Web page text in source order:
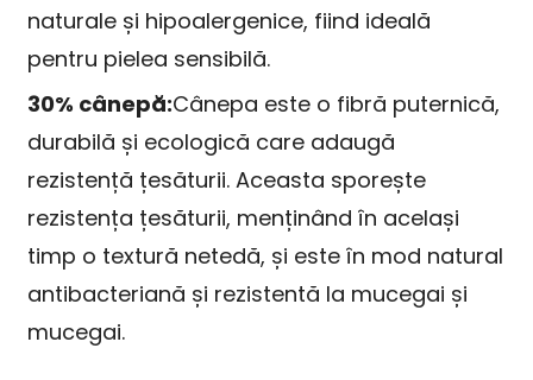
naturale și hipoalergenice, fiind ideală
pentru pielea sensibilă.
30% cânepă:Cânepa este o fibră puternică,
durabilă și ecologică care adaugă
rezistență țesăturii. Aceasta sporește
rezistența țesăturii, menținând în același
timp o textură netedă, și este în mod natural
antibacteriană și rezistentă la mucegai și
mucegai.